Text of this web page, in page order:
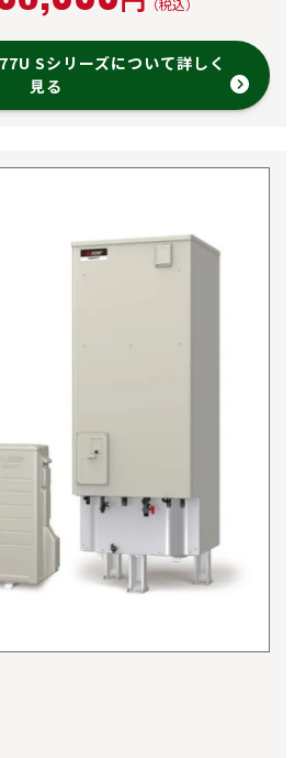
（税込）
Sシリーズについて詳しく
見る